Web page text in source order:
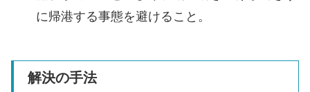
に帰港する事態を避けること。
解決の手法